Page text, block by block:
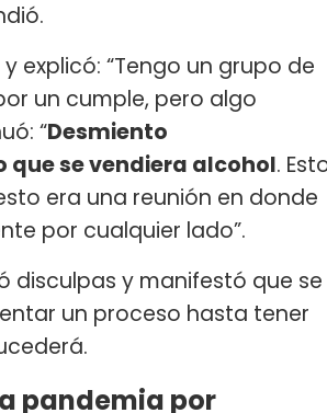
explicó: “Tengo un grupo de
un cumple, pero algo
“Desmiento
se vendiera alcohol.
era una reunión en donde
por cualquier lado”.
disculpas y manifestó que se
un proceso hasta tener
pandemia por